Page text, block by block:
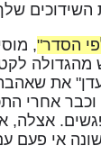
הסדר",
"ממש מהגדולה
את
אחרי
אצלה,
אי פעם